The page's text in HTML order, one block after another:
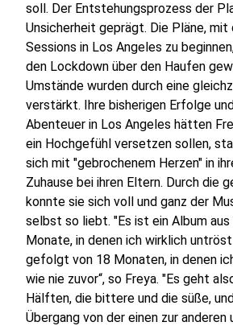
soll. Der Entstehungsprozess der
Unsicherheit geprägt. Die Pläne, mit
Sessions in Los Angeles zu
den Lockdown über den Haufen
Umstände wurden durch eine
verstärkt. Ihre bisherigen Erfolge
Abenteuer in Los Angeles hätten
ein Hochgefühl versetzen sollen,
sich mit "gebrochenem Herzen" in
Zuhause bei ihren Eltern. Durch die
konnte sie sich voll und ganz der
selbst so liebt. "Es ist ein Album
Monate, in denen ich wirklich
gefolgt von 18 Monaten, in denen
wie nie zuvor“, so Freya. "Es geht
Hälften, die bittere und die süße,
Übergang von der einen zur anderen